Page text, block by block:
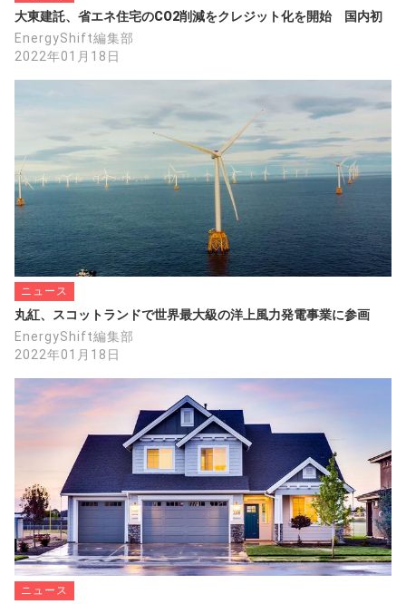
大東建託、省エネ住宅のCO2削減をクレジット化を開始　国内初
EnergyShift編集部
2022年01月18日
ニュース
丸紅、スコットランドで世界最大級の洋上風力発電事業に参画
EnergyShift編集部
2022年01月18日
ニュース